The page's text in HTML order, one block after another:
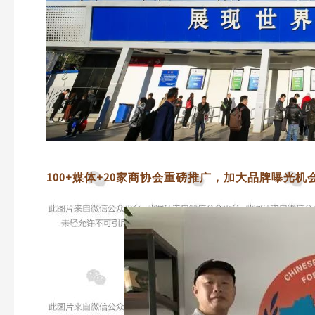
100+媒体+20家商协会重磅推广，加大品牌曝光机